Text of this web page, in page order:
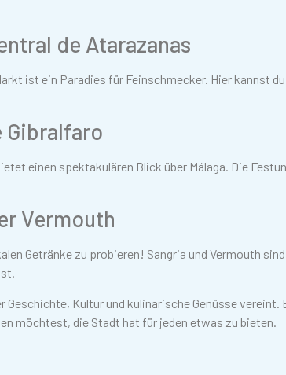
de Atarazanas
ist ein Paradies für Feinschmecker. Hier kannst
Gibralfaro
einen spektakulären Blick über Málaga. Die
Vermouth
Getränke zu probieren! Sangria und Vermouth
Geschichte, Kultur und kulinarische Genüsse
möchtest, die Stadt hat für jeden etwas zu bieten.